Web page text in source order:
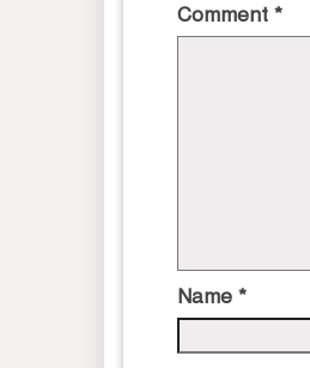
Comment *
Name *